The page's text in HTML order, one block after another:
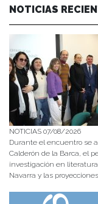
NOTICIAS
NOTICIAS 07/08/2026
Durante el encuentro se
Calderón de la Barca, el
investigación en
Navarra y las